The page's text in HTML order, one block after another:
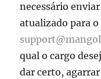
necessário
atualizado para
qual o cargo
dar certo,